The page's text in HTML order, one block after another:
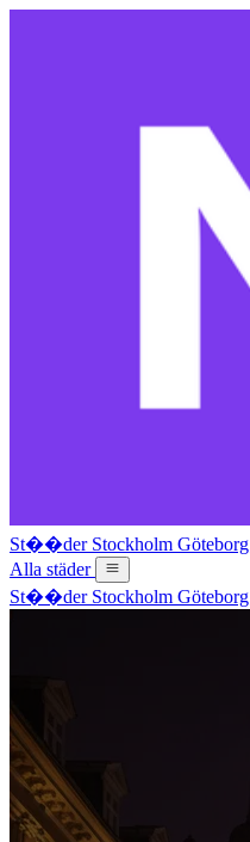
St��der Stockholm Göteborg
Alla städer
St��der Stockholm Göteborg